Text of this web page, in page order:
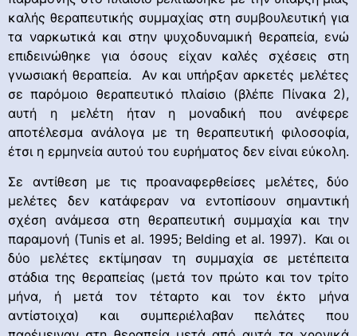
καλής θεραπευτικής συμμαχίας στη συμβουλευτική για
τα ναρκωτικά και στην ψυχοδυναμική θεραπεία, ενώ
επιδεινώθηκε για όσους είχαν καλές σχέσεις στη
γνωσιακή θεραπεία. Αν και υπήρξαν αρκετές μελέτες
σε παρόμοιο θεραπευτικό πλαίσιο (βλέπε Πίνακα 2),
αυτή η μελέτη ήταν η μοναδική που ανέφερε
αποτέλεσμα ανάλογα με τη θεραπευτική φιλοσοφία,
έτσι η ερμηνεία αυτού του ευρήματος δεν είναι εύκολη.
Σε αντίθεση με τις προαναφερθείσες μελέτες, δύο
μελέτες δεν κατάφεραν να εντοπίσουν σημαντική
σχέση ανάμεσα στη θεραπευτική συμμαχία και την
παραμονή (Tunis et al. 1995; Belding et al. 1997). Και οι
δύο μελέτες εκτίμησαν τη συμμαχία σε μετέπειτα
στάδια της θεραπείας (μετά τον πρώτο και τον τρίτο
μήνα, ή μετά τον τέταρτο και τον έκτο μήνα
αντίστοιχα) και συμπεριέλαβαν πελάτες που